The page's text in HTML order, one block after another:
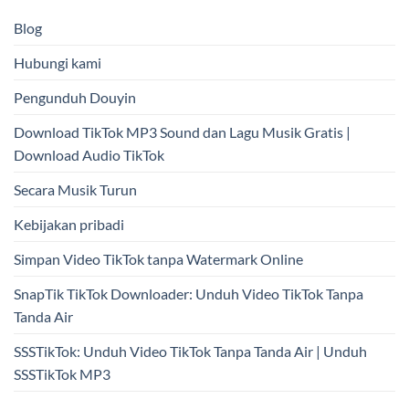
Blog
Hubungi kami
Pengunduh Douyin
Download TikTok MP3 Sound dan Lagu Musik Gratis |
Download Audio TikTok
Secara Musik Turun
Kebijakan pribadi
Simpan Video TikTok tanpa Watermark Online
SnapTik TikTok Downloader: Unduh Video TikTok Tanpa
Tanda Air
SSSTikTok: Unduh Video TikTok Tanpa Tanda Air | Unduh
SSSTikTok MP3